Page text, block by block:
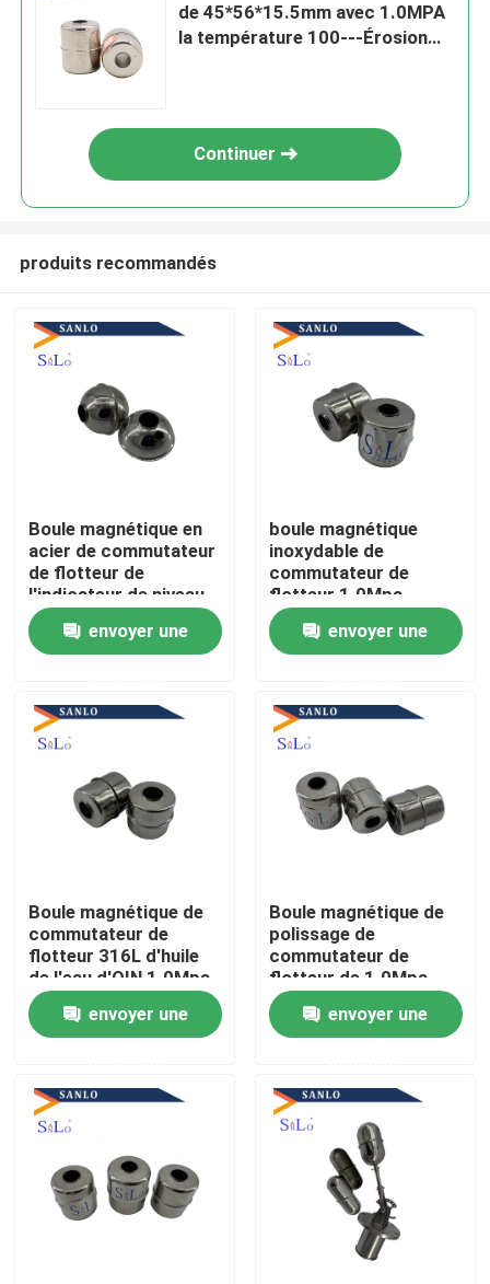
Accueil
A propos de nous
Contacts
Boule de flotteur magnétique
Boule de flotteur en acier
Boule de flotteur en métal
Boule de flotteur de réservoir
de 45*56*15.5mm avec 1.0MPA
la température 100---Érosion
Continuer
produits recommandés
Boule magnétique en
acier de commutateur
de flotteur de
l'indicateur de niveau
304
envoyer une
boule magnétique
inoxydable de
commutateur de
flotteur 1.0Mpa
SS304
envoyer une
Boule magnétique de
commutateur de
flotteur 316L d'huile
de l'eau d'OIN 1.0Mpa
envoyer une
Boule magnétique de
polissage de
commutateur de
flotteur de 1.0Mpa
SS316L
envoyer une